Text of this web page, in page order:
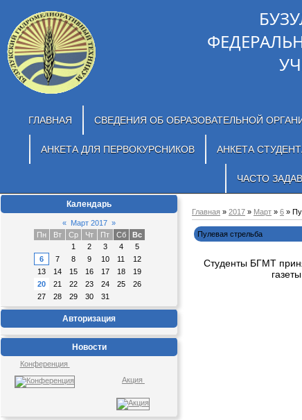
ГЛАВНАЯ СВЕДЕНИЯ ОБ ОБРАЗОВАТЕЛЬНОЙ
АНКЕТА ДЛЯ ПЕРВОКУРСНИКОВ АНКЕТА
ЧАСТО
Календарь
« Март 2017 »
Пн
Вт Ср Чт Пт Сб
Вс
1
2 3 4
5
6
7 8 9 10 11
12
13
14 15 16 17 18
19
20
21 22 23 24 25
26
27
28 29 30 31
Авторизация
Новости
Конференция
Акция
Главная » 2017 » Март » 6 »
Пулевая стрельба
Студенты БГМТ